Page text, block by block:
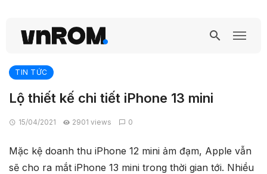
TIN TỨC
Lộ thiết kế chi tiết iPhone 13 mini
15/04/2021 2901 views 0
Mặc kệ doanh thu iPhone 12 mini ảm đạm, Apple vẫn
sẽ cho ra mắt iPhone 13 mini trong thời gian tới. Nhiều